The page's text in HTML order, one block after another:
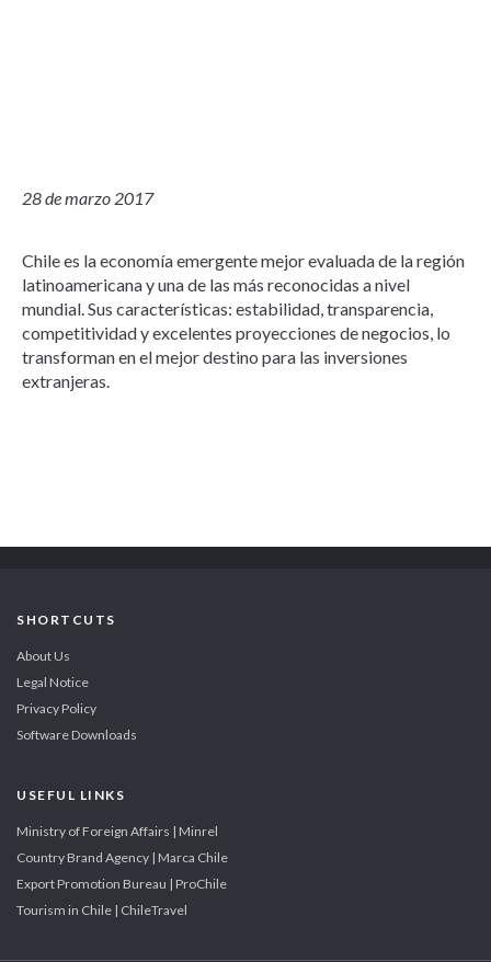
28 de marzo 2017
Chile es la economía emergente mejor evaluada de la región
latinoamericana y una de las más reconocidas a nivel
mundial. Sus características: estabilidad, transparencia,
competitividad y excelentes proyecciones de negocios, lo
transforman en el mejor destino para las inversiones
extranjeras.
SHORTCUTS
About Us
Legal Notice
Privacy Policy
Software Downloads
USEFUL LINKS
Ministry of Foreign Affairs | Minrel
Country Brand Agency | Marca Chile
Export Promotion Bureau | ProChile
Tourism in Chile | ChileTravel